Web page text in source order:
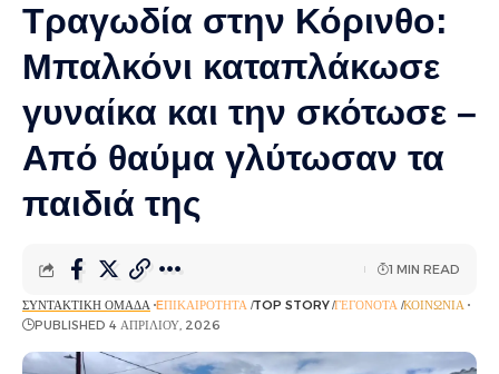
Τραγωδία στην Κόρινθο:
Μπαλκόνι καταπλάκωσε
γυναίκα και την σκότωσε –
Από θαύμα γλύτωσαν τα
παιδιά της
ΣΥΝΤΑΚΤΙΚΉ ΟΜΆΔΑ EΠΙΚΑΙΡΌΤΗΤΑ TOP STORY ΓΕΓΟΝΌΤΑ ΚΟΙΝΩΝΊΑ
PUBLISHED 4 ΑΠΡΙΛΊΟΥ, 2026
1 MIN READ